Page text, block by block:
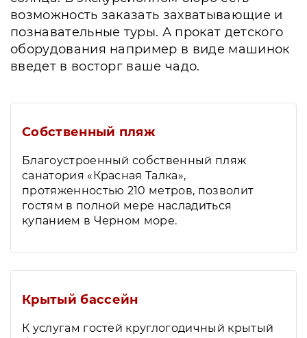
возможность заказать захватывающие и
познавательные туры. А прокат детского
оборудования например в виде машинок
введет в восторг ваше чадо.
Собственный пляж
Благоустроенный собственный пляж
санатория «Красная Талка»,
протяженностью 210 метров, позволит
гостям в полной мере насладиться
купанием в Черном море.
Крытый бассейн
К услугам гостей круглогодичный крытый